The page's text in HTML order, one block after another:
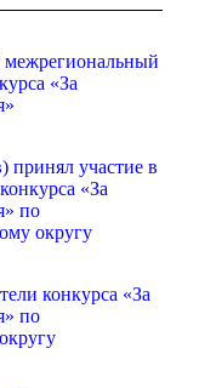
межрегиональный
«За
принял участие в
«За
по
округу
конкурса «За
по